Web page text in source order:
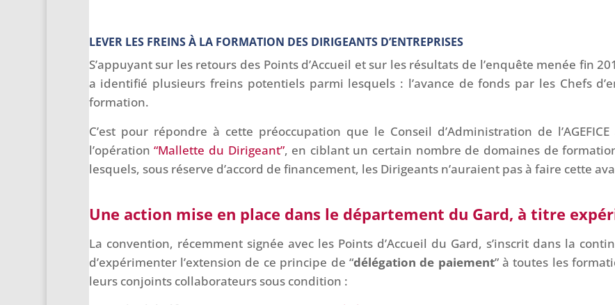
LEVER LES FREINS À LA FORMATION DES DIRIGEANTS D’ENTREPRISES
S’appuyant sur les retours des Points d’Accueil et sur les résultats de l’enquête menée fin
a identifié plusieurs freins potentiels parmi lesquels : l’avance de fonds par les Chefs
formation.
C’est pour répondre à cette préoccupation que le Conseil d’Administration de
l’opération“Mallette du Dirigeant”, en ciblant un certain nombre de domaines de
lesquels, sous réserve d’accord de financement, les Dirigeants n’auraient pas à faire cette
Une action mise en place dans le département du Gard, à titre
La convention, récemment signée avec les Points d’Accueil du Gard, s’inscrit dans la
d’expérimenter l’extension de ce principe de “délégation de paiement” à toutes les
leurs conjoints collaborateurs sous condition :